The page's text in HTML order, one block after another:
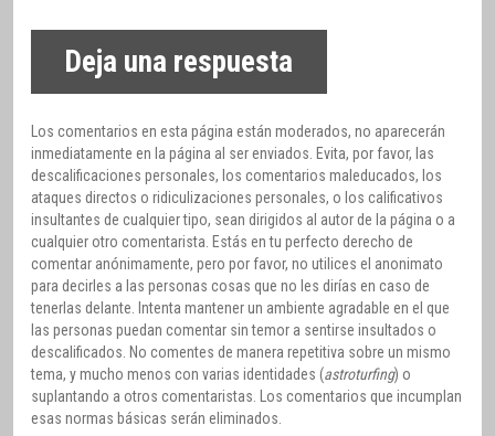
Deja una respuesta
Los comentarios en esta página están moderados, no aparecerán
inmediatamente en la página al ser enviados. Evita, por favor, las
descalificaciones personales, los comentarios maleducados, los
ataques directos o ridiculizaciones personales, o los calificativos
insultantes de cualquier tipo, sean dirigidos al autor de la página o a
cualquier otro comentarista. Estás en tu perfecto derecho de
comentar anónimamente, pero por favor, no utilices el anonimato
para decirles a las personas cosas que no les dirías en caso de
tenerlas delante. Intenta mantener un ambiente agradable en el que
las personas puedan comentar sin temor a sentirse insultados o
descalificados. No comentes de manera repetitiva sobre un mismo
tema, y mucho menos con varias identidades (astroturfing) o
suplantando a otros comentaristas. Los comentarios que incumplan
esas normas básicas serán eliminados.